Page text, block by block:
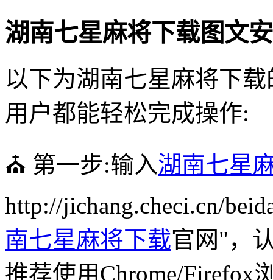
湖南七星麻将下载图文
以下为湖南七星麻将下
用户都能轻松完成操作:
⛪️ 第一步:输入湖南七星
http://jichang.checi.cn/
南七星麻将下载官网"，
推荐使用Chrome/Firefox